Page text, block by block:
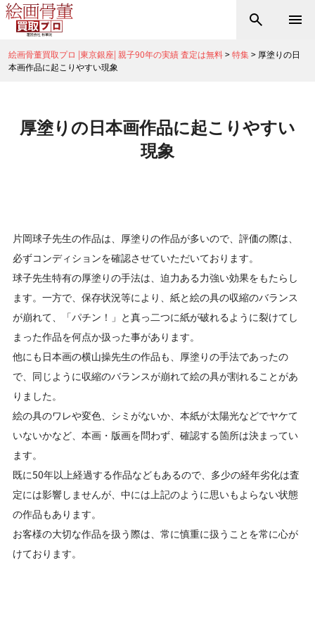
絵画骨董買取プロ |東京銀座| 親子90年の実績 査定は無料>特集> 厚塗りの日
本画作品に起こりやすい現象
厚塗りの日本画作品に起こりやすい
現象
片岡球子先生の作品は、厚塗りの作品が多いので、評価の際は、
必ずコンディションを確認させていただいております。
球子先生特有の厚塗りの手法は、迫力ある力強い効果をもたらし
ます。一方で、保存状況等により、紙と絵の具の収縮のバランス
が崩れて、「パチン！」と真っ二つに紙が破れるように裂けてし
まった作品を何点か扱った事があります。
他にも日本画の横山操先生の作品も、厚塗りの手法であったの
で、同じように収縮のバランスが崩れて絵の具が割れることがあ
りました。
絵の具のワレや変色、シミがないか、本紙が太陽光などでヤケて
いないかなど、本画・版画を問わず、確認する箇所は決まってい
ます。
既に50年以上経過する作品などもあるので、多少の経年劣化は査
定には影響しませんが、中には上記のように思いもよらない状態
の作品もあります。
お客様の大切な作品を扱う際は、常に慎重に扱うことを常に心が
けております。